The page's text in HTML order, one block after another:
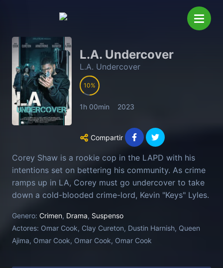
L.A. Undercover
L.A. Undercover
10
1h 00min 2023
Compartir
Corey Shaw is a rookie cop in the LAPD with his
intentions set on bettering his community. As crime
ramps up in LA, Corey must go undercover to take
down a cold-blooded crime-lord, Kevin "Keys" Lyles.
maintaining his relationship, doing his job, and
staying true to his identity.
Genero: Crimen, Drama, Suspenso
Actores: Omar Cook, Clay Cureton, Dustin Harnish, Queen
Ajima, Omar Cook, Omar Cook, Omar Cook